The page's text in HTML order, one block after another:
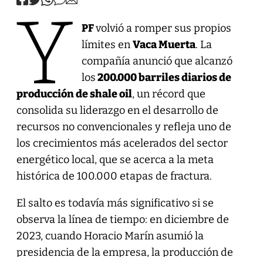
Y PFvolvió a romper sus propios
límites enVaca Muerta. La
compañía anunció que alcanzó
los200.000 barriles diarios de
producción de shale oil, un récord que
consolida su liderazgo en el desarrollo de
recursos no convencionales y refleja uno de
los crecimientos más acelerados del sector
energético local, que se acerca a la meta
histórica de 100.000 etapas de fractura.
El salto es todavía más significativo si se
observa la línea de tiempo: en diciembre de
2023, cuando Horacio Marín asumió la
presidencia de la empresa, la producción de